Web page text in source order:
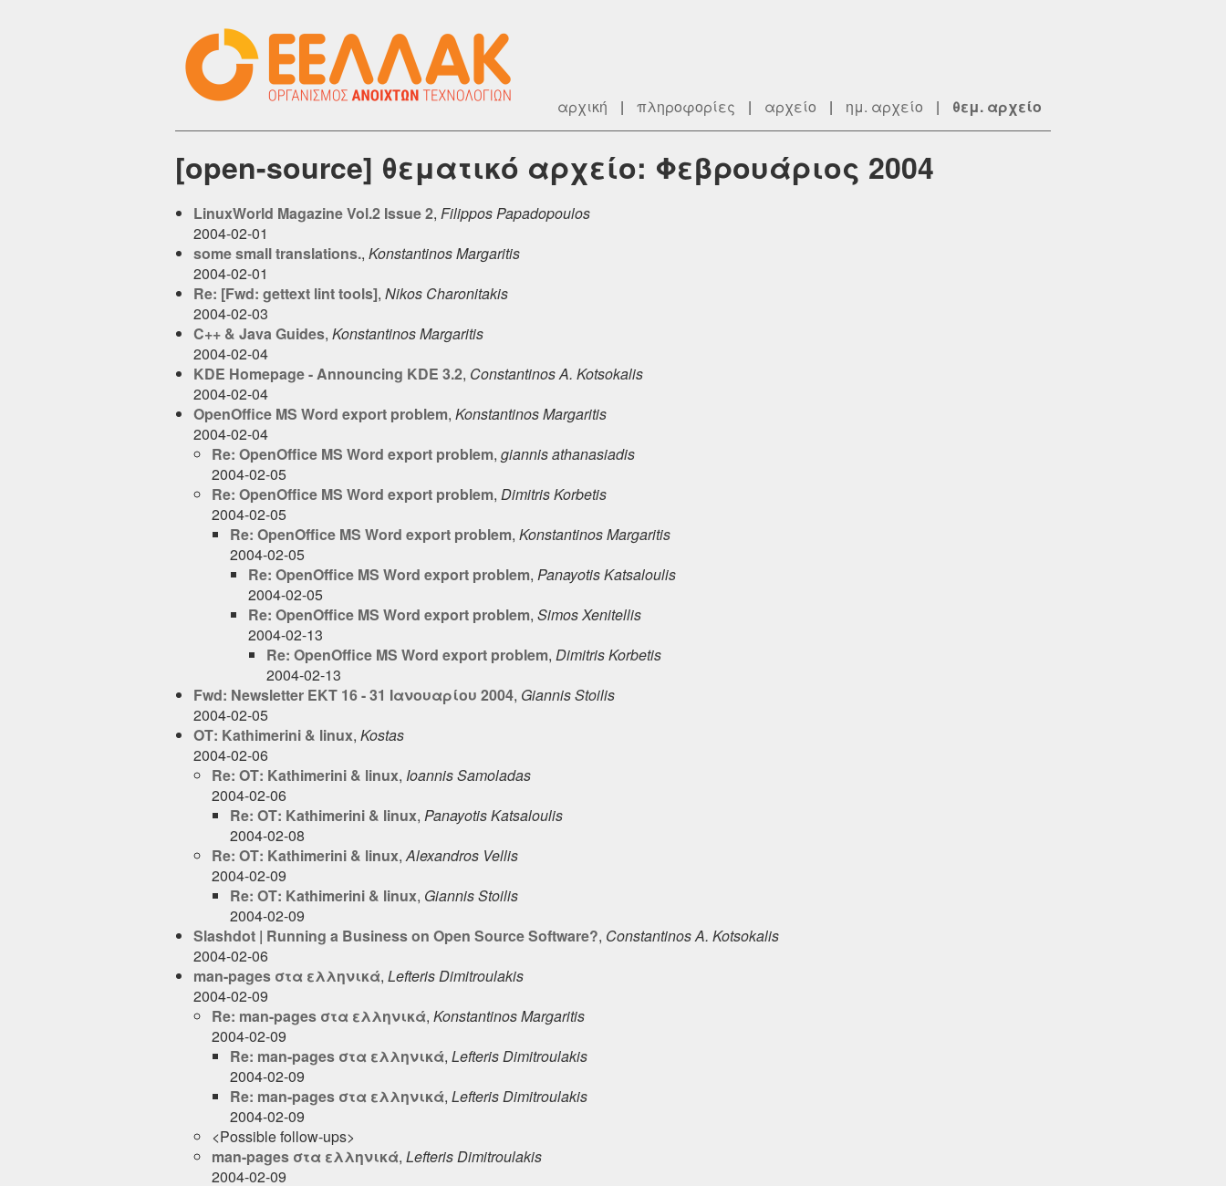
αρχική | πληροφορίες | αρχείο | ημ. αρχείο | θεμ. αρχείο
[open-source] θεματικό αρχείο: Φεβρουάριος 2004
LinuxWorld Magazine Vol.2 Issue 2, Filippos Papadopoulos
2004-02-01
some small translations., Konstantinos Margaritis
2004-02-01
Re: [Fwd: gettext lint tools], Nikos Charonitakis
2004-02-03
C++ & Java Guides, Konstantinos Margaritis
2004-02-04
KDE Homepage - Announcing KDE 3.2, Constantinos A. Kotsokalis
2004-02-04
OpenOffice MS Word export problem, Konstantinos Margaritis
2004-02-04
Re: OpenOffice MS Word export problem, giannis athanasiadis
2004-02-05
Re: OpenOffice MS Word export problem, Dimitris Korbetis
2004-02-05
Re: OpenOffice MS Word export problem, Konstantinos Margaritis
2004-02-05
Re: OpenOffice MS Word export problem, Panayotis Katsaloulis
2004-02-05
Re: OpenOffice MS Word export problem, Simos Xenitellis
2004-02-13
Re: OpenOffice MS Word export problem, Dimitris Korbetis
2004-02-13
Fwd: Newsletter EKT 16 - 31 Ιανουαρίου 2004, Giannis Stoilis
2004-02-05
ΟΤ: Kathimerini & linux, Kostas
2004-02-06
Re: ΟΤ: Kathimerini & linux, Ioannis Samoladas
2004-02-06
Re: ΟΤ: Kathimerini & linux, Panayotis Katsaloulis
2004-02-08
Re: ΟΤ: Kathimerini & linux,Alexandros Vellis
2004-02-09
Re: ΟΤ: Kathimerini & linux, Giannis Stoilis
2004-02-09
Slashdot | Running a Business on Open Source Software?, Constantinos A. Kotsokalis
2004-02-06
man-pages στα ελληνικά, Lefteris Dimitroulakis
2004-02-09
Re: man-pages στα ελληνικά, Konstantinos Margaritis
2004-02-09
Re: man-pages στα ελληνικά, Lefteris Dimitroulakis
2004-02-09
Re: man-pages στα ελληνικά, Lefteris Dimitroulakis
2004-02-09
<Possible follow-ups>
man-pages στα ελληνικά, Lefteris Dimitroulakis
2004-02-09